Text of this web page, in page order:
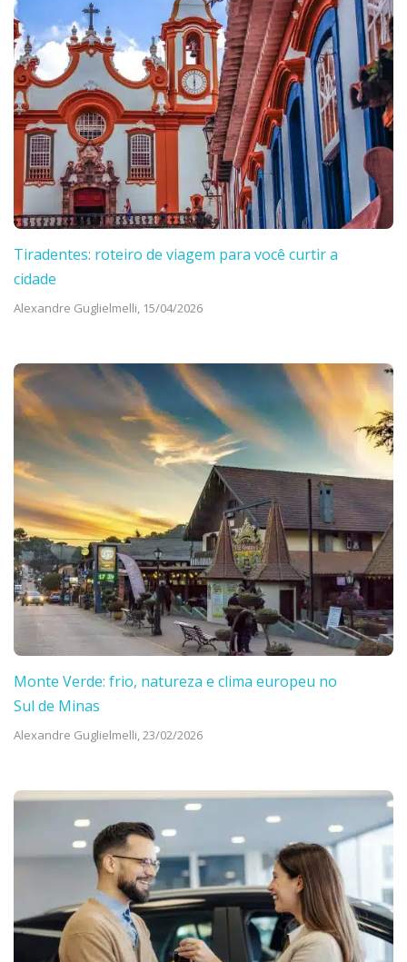
Tiradentes: roteiro de viagem para você curtir a
cidade
Alexandre Guglielmelli, 15/04/2026
Monte Verde: frio, natureza e clima europeu no
Sul de Minas
Alexandre Guglielmelli, 23/02/2026